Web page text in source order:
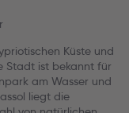
Küste und
Stadt ist bekannt für
am Wasser und
liegt die